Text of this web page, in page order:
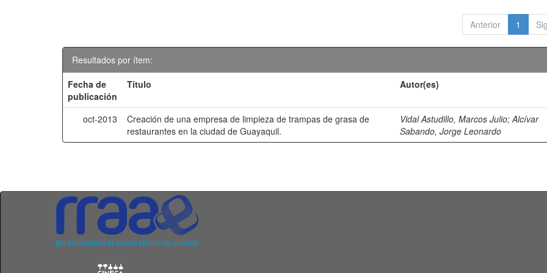
Anterior 1
Resultados por ítem:
Fecha de
publicación
Título Autor(es)
oct-2013
Creación de una empresa de limpieza de trampas de grasa de
restaurantes en la ciudad de Guayaquil.
Vidal Astudillo, Marcos Julio;Alcívar
Sabando, Jorge Leonardo